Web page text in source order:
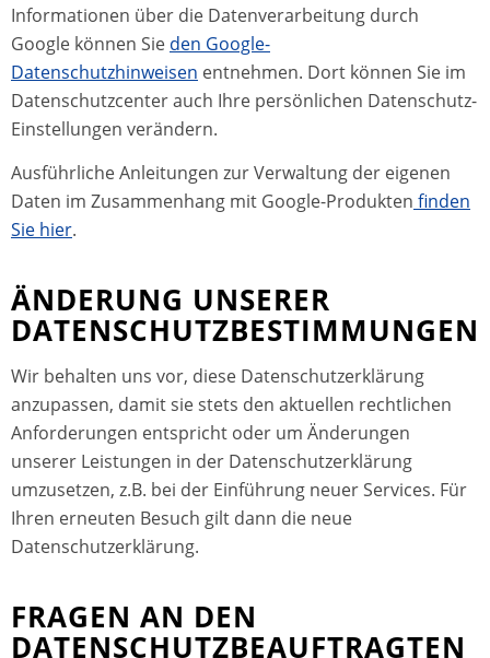
Informationen über die Datenverarbeitung durch
Google können Sie den Google-
Datenschutzhinweisen entnehmen. Dort können Sie im
Datenschutzcenter auch Ihre persönlichen Datenschutz-
Einstellungen verändern.
Ausführliche Anleitungen zur Verwaltung der eigenen
Daten im Zusammenhang mit Google-Produkten finden
Sie hier.
ÄNDERUNG UNSERER
DATENSCHUTZBESTIMMUNGEN
Wir behalten uns vor, diese Datenschutzerklärung
anzupassen, damit sie stets den aktuellen rechtlichen
Anforderungen entspricht oder um Änderungen
unserer Leistungen in der Datenschutzerklärung
umzusetzen, z.B. bei der Einführung neuer Services. Für
Ihren erneuten Besuch gilt dann die neue
Datenschutzerklärung.
FRAGEN AN DEN
DATENSCHUTZBEAUFTRAGTEN